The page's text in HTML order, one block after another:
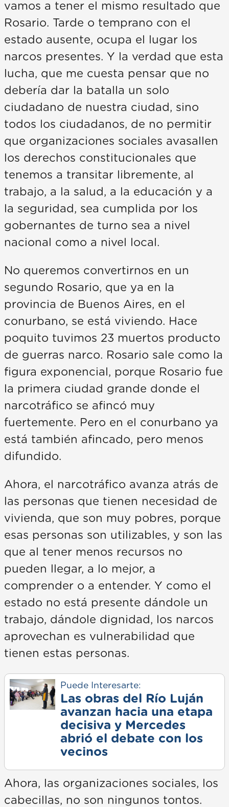
vamos a tener el mismo resultado que
Rosario. Tarde o temprano con el
estado ausente, ocupa el lugar los
narcos presentes. Y la verdad que esta
lucha, que me cuesta pensar que no
debería dar la batalla un solo
ciudadano de nuestra ciudad, sino
todos los ciudadanos, de no permitir
que organizaciones sociales avasallen
los derechos constitucionales que
tenemos a transitar libremente, al
trabajo, a la salud, a la educación y a
la seguridad, sea cumplida por los
gobernantes de turno sea a nivel
nacional como a nivel local.
No queremos convertirnos en un
segundo Rosario, que ya en la
provincia de Buenos Aires, en el
conurbano, se está viviendo. Hace
poquito tuvimos 23 muertos producto
de guerras narco. Rosario sale como la
figura exponencial, porque Rosario fue
la primera ciudad grande donde el
narcotráfico se afincó muy
fuertemente. Pero en el conurbano ya
está también afincado, pero menos
difundido.
Ahora, el narcotráfico avanza atrás de
las personas que tienen necesidad de
vivienda, que son muy pobres, porque
esas personas son utilizables, y son las
que al tener menos recursos no
pueden llegar, a lo mejor, a
comprender o a entender. Y como el
estado no está presente dándole un
trabajo, dándole dignidad, los narcos
aprovechan es vulnerabilidad que
tienen estas personas.
Puede Interesarte:
Las obras del Río Luján
avanzan hacia una etapa
decisiva y Mercedes
abrió el debate con los
vecinos
Ahora, las organizaciones sociales, los
cabecillas, no son ningunos tontos.